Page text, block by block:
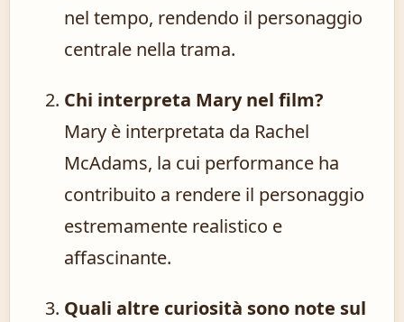
nel tempo, rendendo il personaggio
centrale nella trama.
Chi interpreta Mary nel film?
Mary è interpretata da Rachel
McAdams, la cui performance ha
contribuito a rendere il personaggio
estremamente realistico e
affascinante.
Quali altre curiosità sono note sul